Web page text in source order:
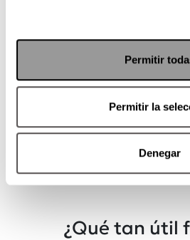
Permitir
Permitir la
Denegar
Por: Redacción Moi
¿Qué tan útil